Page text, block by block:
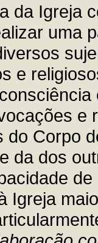
da Igreja
uma
e
e
do Corpo
da dos
Igreja